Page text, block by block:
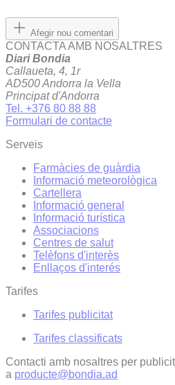
Afegir nou comentari
CONTACTA AMB NOSALTRES
Diari Bondia
Callaueta, 4, 1r
AD500 Andorra la Vella
Principat d'Andorra
Tel. +376 80 88 88
Formulari de contacte
Serveis
Farmàcies de guàrdia
Informació meteorològica
Cartellera
Informació general
Informació turística
Associacions
Centres de salut
Telèfons d'interès
Enllaços d'interés
Tarifes
Tarifes publicitat
Tarifes classificats
Contacti amb nosaltres per
a producte@bondia.ad